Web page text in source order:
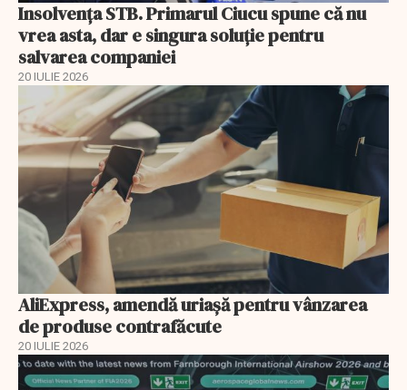
Insolvenţa STB. Primarul Ciucu spune că nu
vrea asta, dar e singura soluţie pentru
salvarea companiei
20 IULIE 2026
AliExpress, amendă uriaşă pentru vânzarea
de produse contrafăcute
20 IULIE 2026